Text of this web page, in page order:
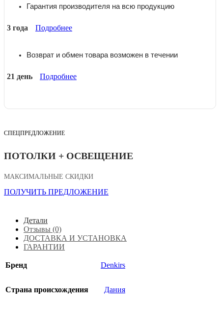
Гарантия производителя на всю продукцию
3 года Подробнее
Возврат и обмен товара возможен в течении
21 день Подробнее
СПЕЦПРЕДЛОЖЕНИЕ
ПОТОЛКИ + ОСВЕЩЕНИЕ
МАКСИМАЛЬНЫЕ СКИДКИ
ПОЛУЧИТЬ ПРЕДЛОЖЕНИЕ
Детали
Отзывы (0)
ДОСТАВКА И УСТАНОВКА
ГАРАНТИИ
Бренд Denkirs
Страна происхождения Дания